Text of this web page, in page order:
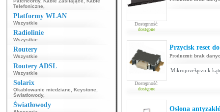
Telefoniczne
Platformy WLAN
Wszystkie
Radiolinie
Wszystkie
Routery
Wszystkie
Routery ADSL
Wszystkie
Solarix
Okablowanie miedziane Keystone
Światłowody,
Światłowody
Dostępność:
dostępne
Dostępność:
dostępne
Przycisk reset
Producent: brak
Mikroprzełącznik
Osłona